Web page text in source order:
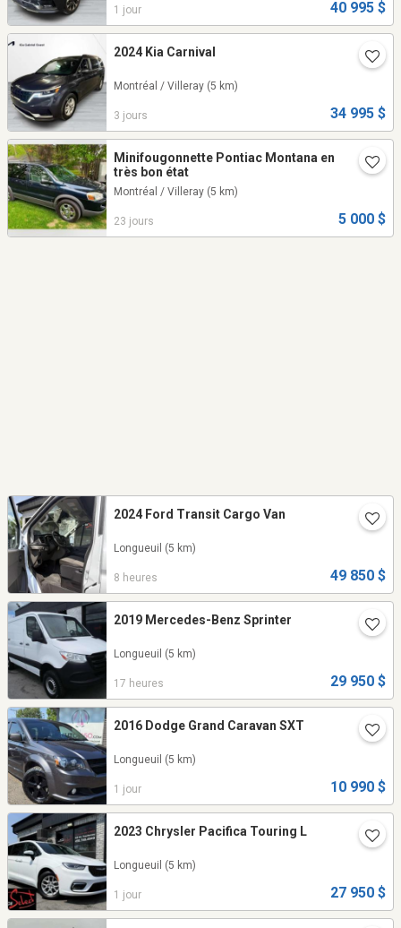
1 jour 40 995 $
2024 Kia Carnival
Montréal / Villeray (5 km)
3 jours 34 995 $
Minifougonnette Pontiac Montana en
très bon état
Montréal / Villeray (5 km)
23 jours 5 000 $
2024 Ford Transit Cargo Van
Longueuil (5 km)
8 heures 49 850 $
2019 Mercedes-Benz Sprinter
Longueuil (5 km)
17 heures 29 950 $
2016 Dodge Grand Caravan SXT
Longueuil (5 km)
1 jour 10 990 $
2023 Chrysler Pacifica Touring L
Longueuil (5 km)
1 jour 27 950 $